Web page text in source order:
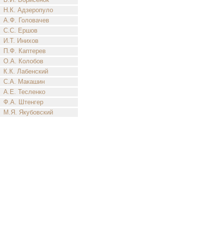
Н.К. Адзеропуло
А.Ф. Головачев
С.С. Ершов
И.Т. Инихов
П.Ф. Каптерев
О.А. Колобов
К.К. Лабенский
С.А. Макашин
А.Е. Тесленко
Ф.А. Штенгер
М.Я. Якубовский